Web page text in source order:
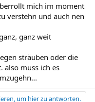
mich im moment
verstehn und auch nen
ganz weit
sträuben oder die
also muss ich es
um hier zu antworten.